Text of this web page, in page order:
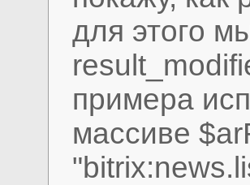
для этого
примера
массиве